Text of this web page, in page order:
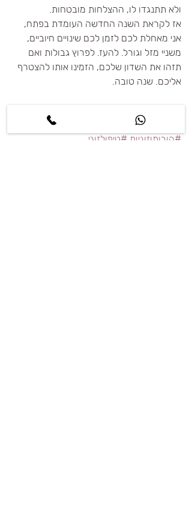
ולא תתנגדו לו, ההצלחות מובטחות.
אז לקראת השנה החדשה העומדת בפתח,
אני מאחלת לכם לזמן לכם שינויים חיוביים,
משניי מזל וגורל. להעז. לפרוץ גבולות ואם
תזהו את השדון שלכם, הזמינו אותו להצטרף
אליכם. שנה טובה.
#הכרויות #פסיכולוגיהחיובית
#אימוןזוגי
#הורותוזוגיות #טיפולזוגי